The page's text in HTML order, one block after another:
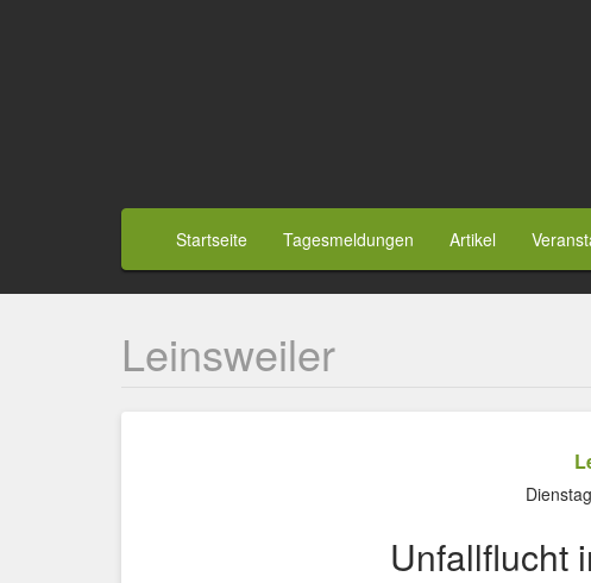
Benutzermenü
Hauptnavigation
Startseite Tagesmeldungen Artikel
Leinsweiler
Unfallflucht